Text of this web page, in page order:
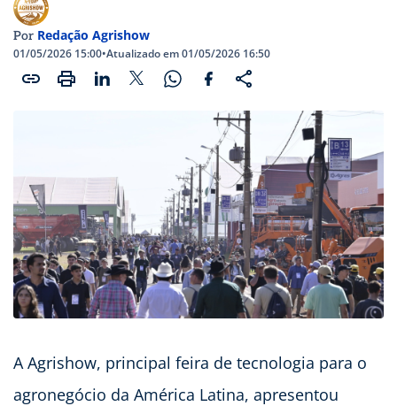
Por Redação Agrishow
01/05/2026 15:00•Atualizado em 01/05/2026 16:50
A Agrishow, principal feira de tecnologia para o
agronegócio da América Latina, apresentou